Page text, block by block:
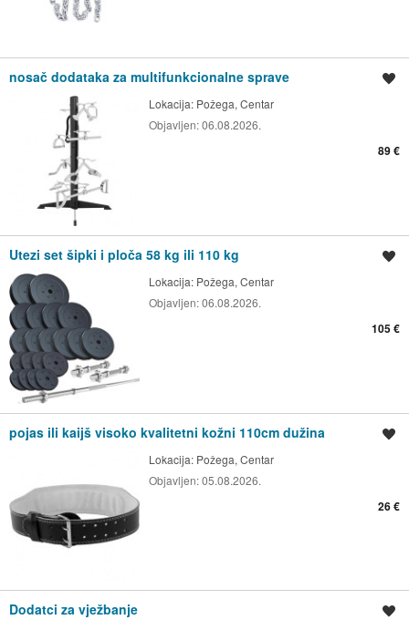
nosač dodataka za multifunkcionalne sprave
Lokacija: Požega, Centar
Objavljen:06.08.2026.
89 €
Utezi set šipki i ploča 58 kg ili 110 kg
Lokacija: Požega, Centar
Objavljen:06.08.2026.
105 €
pojas ili kaijš visoko kvalitetni kožni 110cm dužina
Lokacija: Požega, Centar
Objavljen:05.08.2026.
26 €
Dodatci za vježbanje